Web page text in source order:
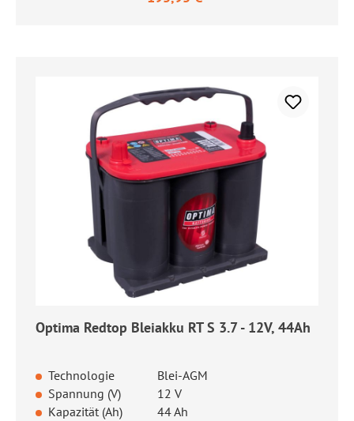
Optima Redtop Bleiakku RT S 3.7 - 12V, 44Ah
Technologie
Blei-AGM
Spannung (V)
12 V
Kapazität (Ah)
44 Ah